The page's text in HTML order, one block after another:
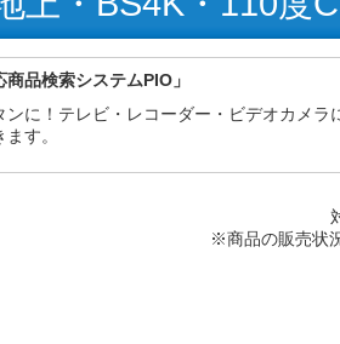
商品検索システムPIO」
ンに！テレビ・レコーダー・ビデオカメラ
す。
※商品の販売状